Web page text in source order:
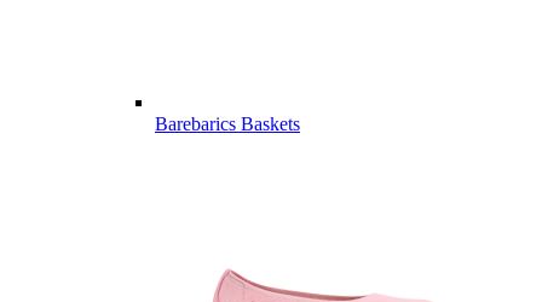
Barebarics Baskets